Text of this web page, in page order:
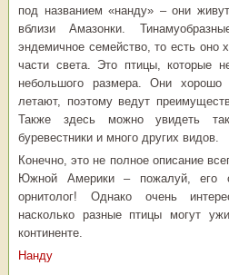
под названием «нанду» – они
вблизи Амазонки.
эндемичное семейство, то есть оно
части света. Это птицы, которые
небольшого размера. Они
летают, поэтому ведут
Также здесь можно увидеть
буревестники и много других видов.
Конечно, это не полное описание
Южной Америки – пожалуй, его
орнитолог! Однако очень
насколько разные птицы могут
континенте.
Нанду